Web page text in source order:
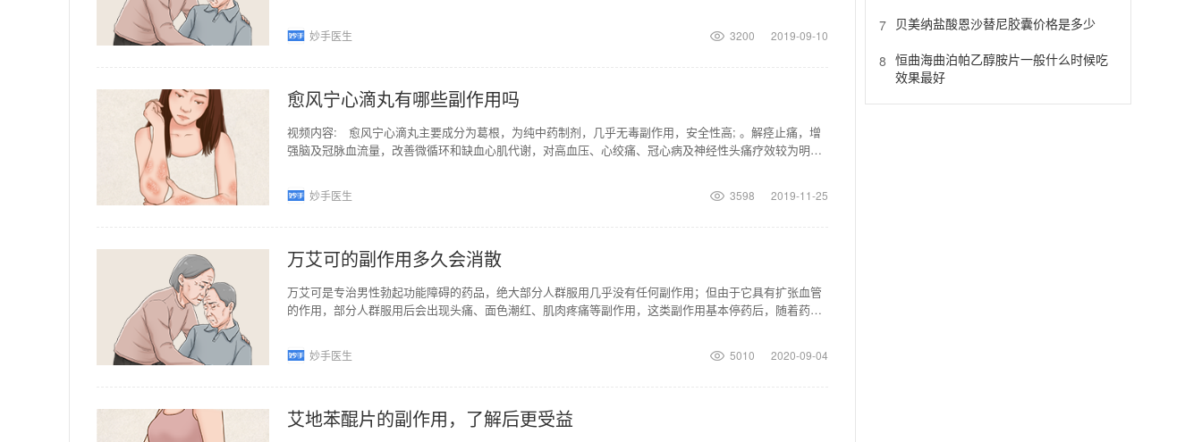
妙手医生 3200 2019-09-10
愈风宁心滴丸有哪些副作用吗
视频内容: 愈风宁心滴丸主要成分为葛根，为纯中药制剂，几乎无毒副作用，安全性高; 。解痉止痛，增
强脑及冠脉血流量，改善微循环和缺血心肌代谢，对高血压、心绞痛、冠心病及神经性头痛疗效较为明
妙手医生 3598 2019-11-25
万艾可的副作用多久会消散
万艾可是专治男性勃起功能障碍的药品，绝大部分人群服用几乎没有任何副作用；但由于它具有扩张血管
的作用，部分人群服用后会出现头痛、面色潮红、肌肉疼痛等副作用，这类副作用基本停药后，随着药物
妙手医生 5010 2020-09-04
艾地苯醌片的副作用，了解后更受益
7 贝美纳盐酸恩沙替尼胶囊价格是多少
8 恒曲海曲泊帕乙醇胺片一般什么时候吃
效果最好